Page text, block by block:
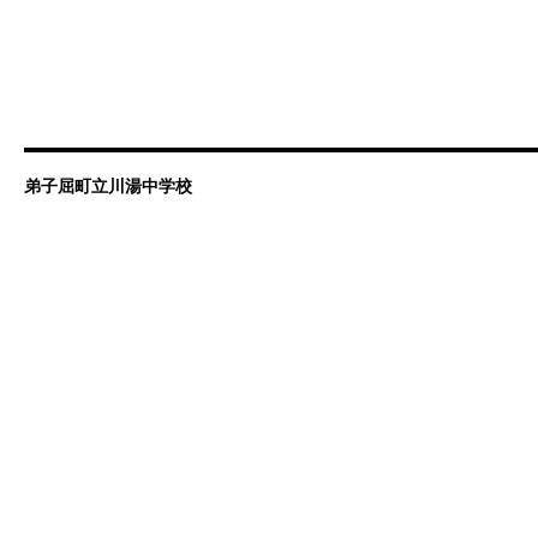
弟子屈町立川湯中学校